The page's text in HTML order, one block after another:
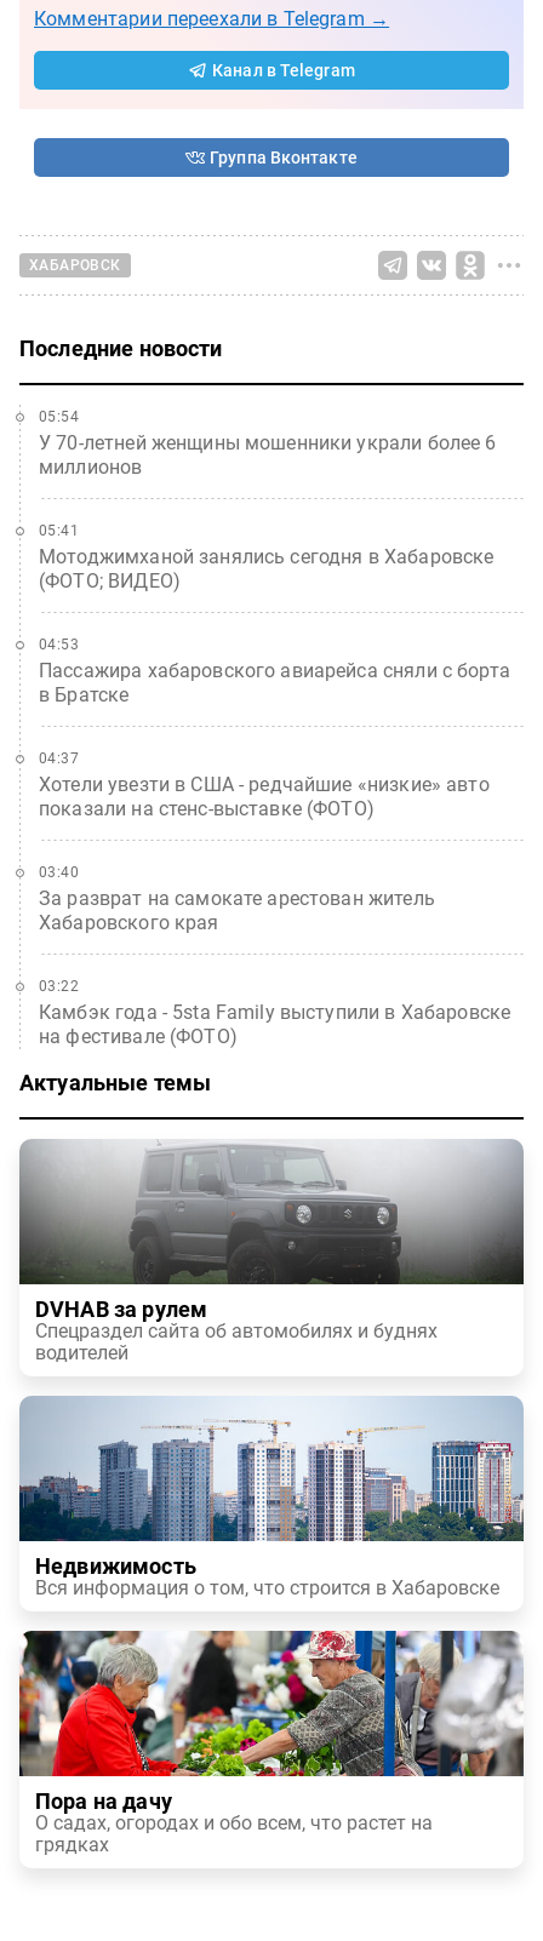
Комментарии переехали в Telegram →
Канал в Telegram
Группа Вконтакте
ХАБАРОВСК
Последние новости
У 70-летней женщины мошенники украли более 6
миллионов
05:54
Мотоджимханой занялись сегодня в Хабаровске
(ФОТО; ВИДЕО)
05:41
Пассажира хабаровского авиарейса сняли с борта
в Братске
04:53
Хотели увезти в США - редчайшие «низкие» авто
показали на стенс-выставке (ФОТО)
04:37
За разврат на самокате арестован житель
Хабаровского края
03:40
Камбэк года - 5sta Family выступили в Хабаровске
на фестивале (ФОТО)
03:22
Актуальные темы
DVHAB за рулем
Спецраздел сайта об автомобилях и буднях
водителей
Недвижимость
Вся информация о том, что строится в Хабаровске
Пора на дачу
О садах, огородах и обо всем, что растет на
грядках